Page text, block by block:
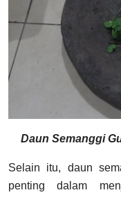
Daun Semanggi
Selain itu, daun
penting dalam